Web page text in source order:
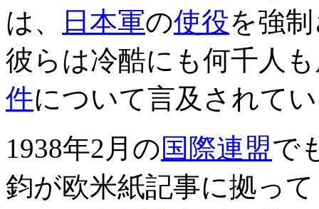
は、
日本軍の使役を強
彼らは冷酷にも何千人
件について言及されて
1938年2月の国際連盟で
鈞が欧米紙記事に拠っ